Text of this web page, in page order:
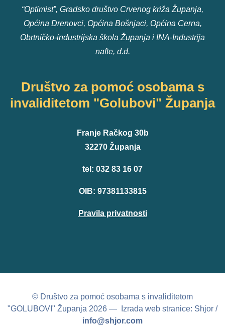
“Optimist”, Gradsko društvo Crvenog križa Županja,
Općina Drenovci, Općina Bošnjaci, Općina Cerna,
Obrtničko-industrijska škola Županja i INA-Industrija
nafte, d.d.
Društvo za pomoć osobama s
invaliditetom "Golubovi" Županja
Franje Račkog 30b
32270 Županja
tel: 032 83 16 07
OIB: 97381133815
Pravila privatnosti
© Društvo za pomoć osobama s invaliditetom
"GOLUBOVI" Županja 2026 — Izrada web stranice: Shjor /
info@shjor.com